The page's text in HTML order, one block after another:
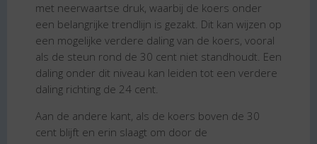
met neerwaartse druk, waarbij de koers onder
een belangrijke trendlijn is gezakt. Dit kan wijzen op
een mogelijke verdere daling van de koers, vooral
als de steun rond de 30 cent niet standhoudt. Een
daling onder dit niveau kan leiden tot een verdere
daling richting de 24 cent.
Aan de andere kant, als de koers boven de 30
cent blijft en erin slaagt om door de